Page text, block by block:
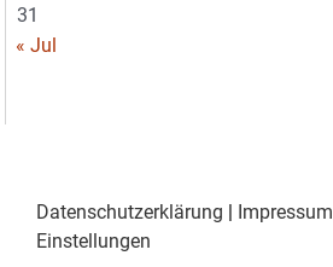
31
« Jul
Datenschutzerklärung | Impressum
Einstellungen